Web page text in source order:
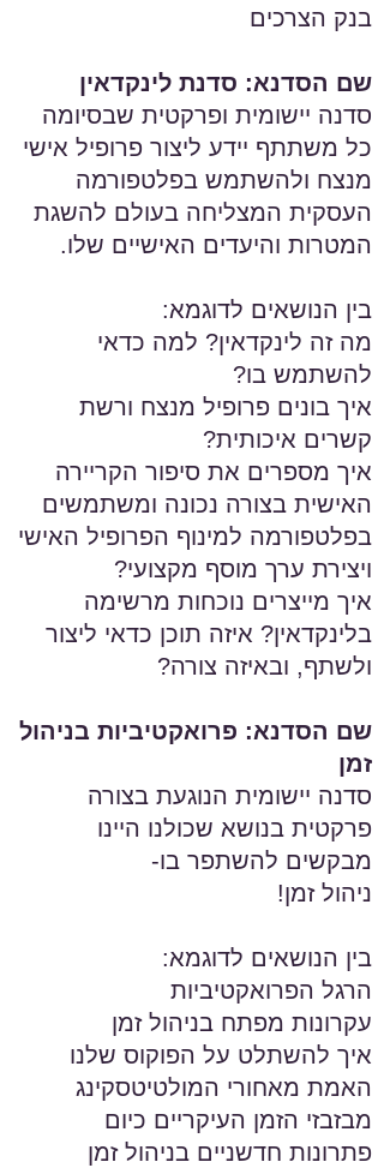
בנק הצרכים
שם הסדנא: סדנת לינקדאין
סדנה יישומית ופרקטית שבסיומה
כל משתתף יידע ליצור פרופיל אישי
מנצח ולהשתמש בפלטפורמה
העסקית המצליחה בעולם להשגת
המטרות והיעדים האישיים שלו.
בין הנושאים לדוגמא:
מה זה לינקדאין? למה כדאי
להשתמש בו?
איך בונים פרופיל מנצח ורשת
קשרים איכותית?
איך מספרים את סיפור הקריירה
האישית בצורה נכונה ומשתמשים
בפלטפורמה למינוף הפרופיל האישי
ויצירת ערך מוסף מקצועי?
איך מייצרים נוכחות מרשימה
בלינקדאין? איזה תוכן כדאי ליצור
ולשתף, ובאיזה צורה?
שם הסדנא: פרואקטיביות בניהול
זמן
סדנה יישומית הנוגעת בצורה
פרקטית בנושא שכולנו היינו
מבקשים להשתפר בו-
ניהול זמן!
בין הנושאים לדוגמא:
הרגל הפרואקטיביות
עקרונות מפתח בניהול זמן
איך להשתלט על הפוקוס שלנו
האמת מאחורי המולטיטסקינג
מבזבזי הזמן העיקריים כיום
פתרונות חדשניים בניהול זמן